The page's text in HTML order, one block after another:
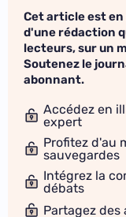
Cet article est en
d'une rédaction
lecteurs, sur un
Soutenez le
abonnant.
Accédez en
expert
Profitez d'au
sauvegardes
Intégrez la
débats
Partagez